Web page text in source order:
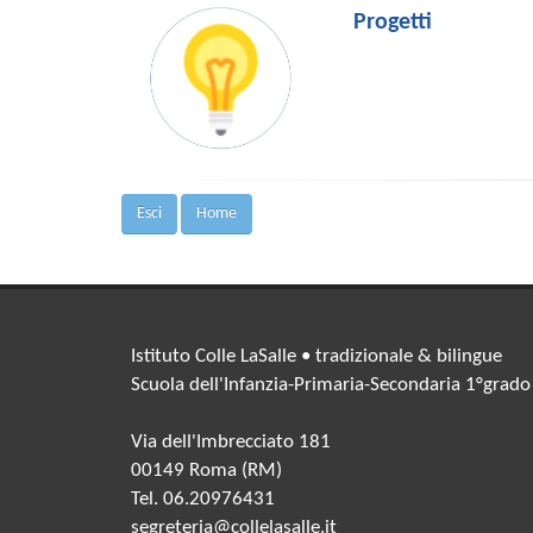
Progetti
Esci Home
Istituto Colle LaSalle • tradizionale & bilingue
Scuola dell'Infanzia-Primaria-Secondaria 1°grado
Via dell'Imbrecciato 181
00149 Roma (RM)
Tel. 06.20976431
segreteria@collelasalle.it